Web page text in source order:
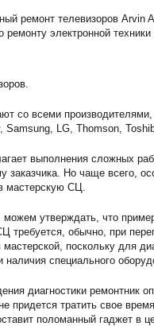
ремонт телевизоров Arvin
ремонту электронной
со всеми
Samsung, LG, Thomson,
выполнения сложных
заказчика. Но чаще всего,
мастерскую СЦ.
можем утверждать, что
требуется, обычно, при
поскольку для
специального
диагностики ремонтник
придется тратить свое
поломанный гаджет в